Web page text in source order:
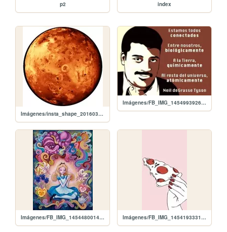
p2 index
Imágenes/insta_shape_20160306_161636.jpg
Imágenes/FB_IMG_1454993926227.jpg
Imágenes/FB_IMG_1454480014318.jpg Imágenes/FB_IMG_1454193331356.jpg